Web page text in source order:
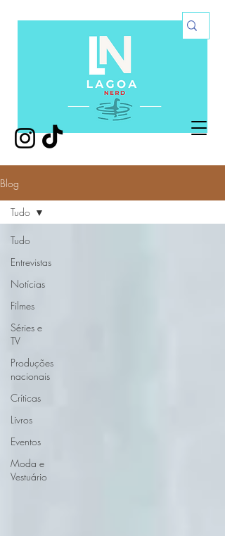
Blog
Tudo
Entrevistas
Notícias
Filmes
Séries e
TV
Produções
nacionais
Críticas
Livros
Eventos
Moda e
Vestuário
Tudo